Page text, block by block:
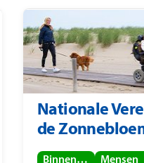
Nationale
de
Binnenland Mensen